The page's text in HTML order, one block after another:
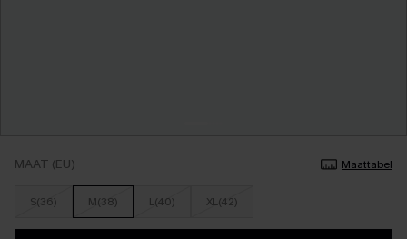
MAAT (EU) Maattabel
S(36) M(38) L(40) XL(42)